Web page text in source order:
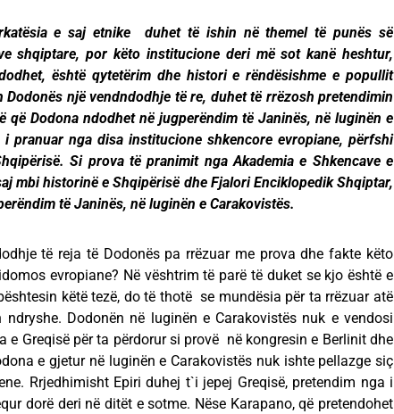
e saj etnike duhet të ishin në themel të punës së
shqiptare, por këto institucione deri më sot kanë heshtur,
është qytetërim dhe histori e rëndësishme e popullit
një vendndodhje të re, duhet të rrëzosh pretendimin
që Dodona ndodhet në jugperëndim të Janinës, në luginën e
pranuar nga disa institucione shkencore evropiane, përfshi
Si prova të pranimit nga Akademia e Shkencave e
mbi historinë e Shqipërisë dhe Fjalori Enciklopedik Shqiptar,
të Janinës, në luginën e Carakovistës.
të reja të Dodonës pa rrëzuar me prova dhe fakte këto
evropiane? Në vështrim të parë të duket se kjo është e
këtë tezë, do të thotë se mundësia për ta rrëzuar atë
Dodonën në luginën e Carakovistës nuk e vendosi
e Greqisë për ta përdorur si provë në kongresin e Berlinit dhe
e gjetur në luginën e Carakovistës nuk ishte pellazge siç
Rrjedhimisht Epiri duhej t`i jepej Greqisë, pretendim nga i
dorë deri në ditët e sotme. Nëse Karapano, që pretendohet